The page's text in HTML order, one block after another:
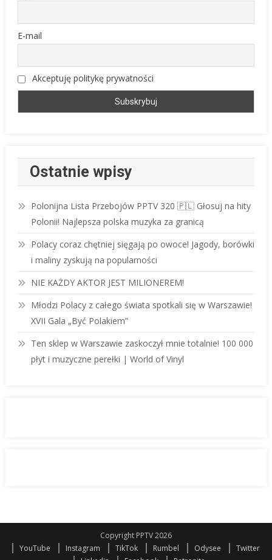
E-mail
Akceptuję politykę prywatności
Ostatnie wpisy
Polonijna Lista Przebojów PPTV 320 🇵🇱 Głosuj na hity
Polonii! Najlepsza polska muzyka za granicą
Polacy coraz chętniej sięgają po owoce! Jagody, borówki
i maliny zyskują na popularności
NIE KAŻDY AKTOR JEST MILIONEREM!
Młodzi Polacy z całego świata spotkali się w Warszawie!
XVII Gala „Być Polakiem”
Ten sklep w Warszawie zaskoczył mnie totalnie! 100 000
płyt i muzyczne perełki | World of Vinyl
Copyright PPTV 2026
YouTube
Instagram TikTok Rumbel Odysee
Twitter